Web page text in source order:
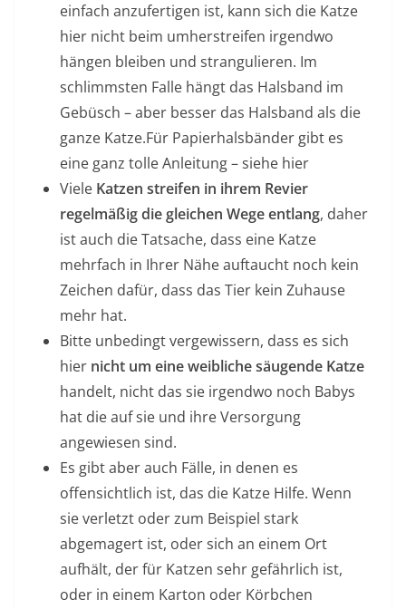
einfach anzufertigen ist, kann sich die Katze
hier nicht beim umherstreifen irgendwo
hängen bleiben und strangulieren. Im
schlimmsten Falle hängt das Halsband im
Gebüsch – aber besser das Halsband als die
ganze Katze.Für Papierhalsbänder gibt es
eine ganz tolle Anleitung – siehe hier
Viele Katzen streifen in ihrem Revier
regelmäßig die gleichen Wege entlang, daher
ist auch die Tatsache, dass eine Katze
mehrfach in Ihrer Nähe auftaucht noch kein
Zeichen dafür, dass das Tier kein Zuhause
mehr hat.
Bitte unbedingt vergewissern, dass es sich
hier nicht um eine weibliche säugende Katze
handelt, nicht das sie irgendwo noch Babys
hat die auf sie und ihre Versorgung
angewiesen sind.
Es gibt aber auch Fälle, in denen es
offensichtlich ist, das die Katze Hilfe. Wenn
sie verletzt oder zum Beispiel stark
abgemagert ist, oder sich an einem Ort
aufhält, der für Katzen sehr gefährlich ist,
oder in einem Karton oder Körbchen